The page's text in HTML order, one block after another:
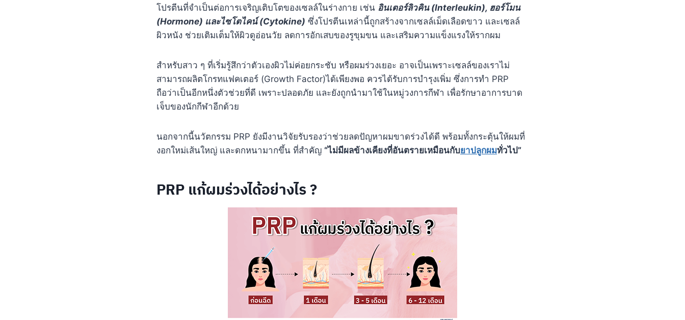
โปรตีนที่จำเป็นต่อการเจริญเติบโตของเซลล์ในร่างกาย เช่น อินเตอร์ลิวคิน (Interleukin), ฮอร์โมน
(Hormone) และไซโตไคน์ (Cytokine) ซึ่งโปรตีนเหล่านี้ถูกสร้างจากเซลล์เม็ดเลือดขาว และเซลล์
ผิวหนัง ช่วยเติมเต็มให้ผิวดูอ่อนวัย ลดการอักเสบของรูขุมขน และเสริมความแข็งแรงให้รากผม
สำหรับสาว ๆ ที่เริ่มรู้สึกว่าตัวเองผิวไม่ค่อยกระชับ หรือผมร่วงเยอะ อาจเป็นเพราะเซลล์ของเราไม่
สามารถผลิตโกรทแฟคเตอร์ (Growth Factor)ได้เพียงพอ ควรได้รับการบำรุงเพิ่ม ซึ่งการทำ PRP
ถือว่าเป็นอีกหนึ่งตัวช่วยที่ดี เพราะปลอดภัย และยังถูกนำมาใช้ในหมู่วงการกีฬา เพื่อรักษาอาการบาด
เจ็บของนักกีฬาอีกด้วย
นอกจากนี้นวัตกรรม PRP ยังมีงานวิจัยรับรองว่าช่วยลดปัญหาผมขาดร่วงได้ดี พร้อมทั้งกระตุ้นให้ผมที่
งอกใหม่เส้นใหญ่ และดกหนามากขึ้น ที่สำคัญ “ไม่มีผลข้างเคียงที่อันตรายเหมือนกับยาปลูกผมทั่วไป”
PRP แก้ผมร่วงได้อย่างไร ?